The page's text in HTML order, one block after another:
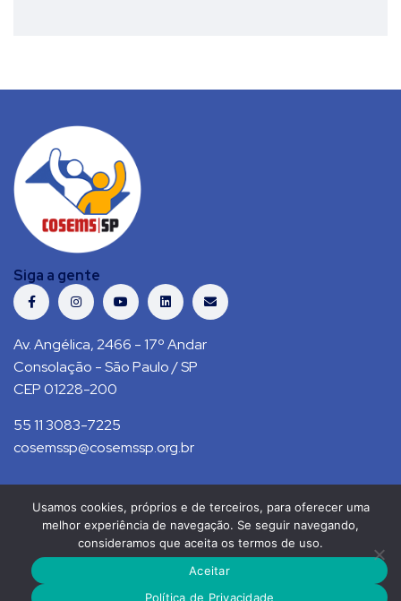
Siga a gente
Av. Angélica, 2466 - 17º Andar
Consolação - São Paulo / SP
CEP 01228-200
55 11 3083-7225
cosemssp@cosemssp.org.br
Política de Privacidade Contato
COSEMS/SP © 2021. Todos direitos reservados.
RS Press
Usamos cookies, próprios e de terceiros, para oferecer uma
melhor experiência de navegação. Se seguir navegando,
consideramos que aceita os termos de uso.
Aceitar
Política de Privacidade